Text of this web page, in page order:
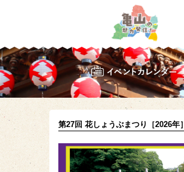
第27回 花しょうぶまつり［2026年］